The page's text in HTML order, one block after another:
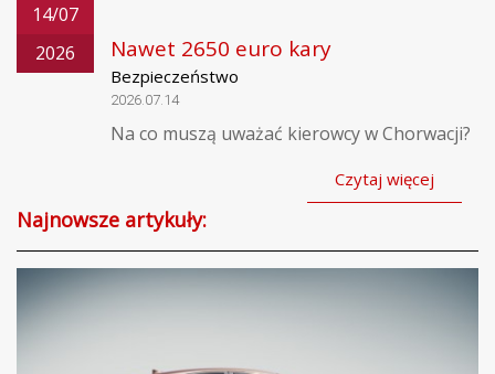
14/07
2026
Nawet 2650 euro kary
Bezpieczeństwo
2026.07.14
Na co muszą uważać kierowcy w Chorwacji?
Czytaj więcej
Najnowsze artykuły: